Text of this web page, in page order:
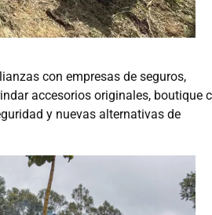
con empresas de seguros,
accesorios originales, boutique
y nuevas alternativas de